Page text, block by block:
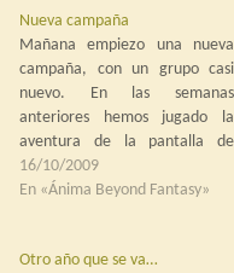
Nueva campaña
Mañana empiezo una nueva
campaña, con un grupo casi
nuevo. En las semanas
anteriores hemos jugado la
aventura de la pantalla de
Ánima, para irnos conociendo y
tal, pero ahora empieza lo
preparar la campaña y aún está
16/10/2009
En «Ánima Beyond Fantasy»
Otro año que se va…